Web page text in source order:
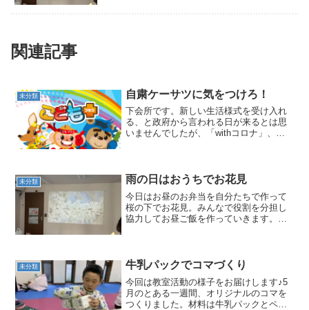
関連記事
未分類 自粛ケーサツに気をつけろ！
下会所です。新しい生活様式を受け入れ
る、と政府から言われる日が来るとは思
いませんでしたが、「withコロナ」、い
つでもかかってらっし...
未分類 雨の日はおうちでお花見
今日はお昼のお弁当を自分たちで作って
桜の下でお花見。みんなで役割を分担し
協力してお昼ご飯を作っていきます。好
したが、あいにくの雨。。...
未分類 牛乳パックでコマづくり
今回は教室活動の様子をお届けします♪5
月のとある一週間、オリジナルのコマを
つくりました。材料は牛乳パックとペッ